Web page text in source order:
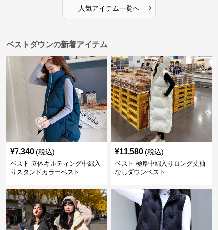
人気アイテム一覧へ ›
ベストダウンの新着アイテム
¥7,340 (税込)
ベスト 立体キルティング中綿入
りスタンドカラーベスト
¥11,580 (税込)
ベスト 極厚中綿入りロング丈袖
なしダウンベスト